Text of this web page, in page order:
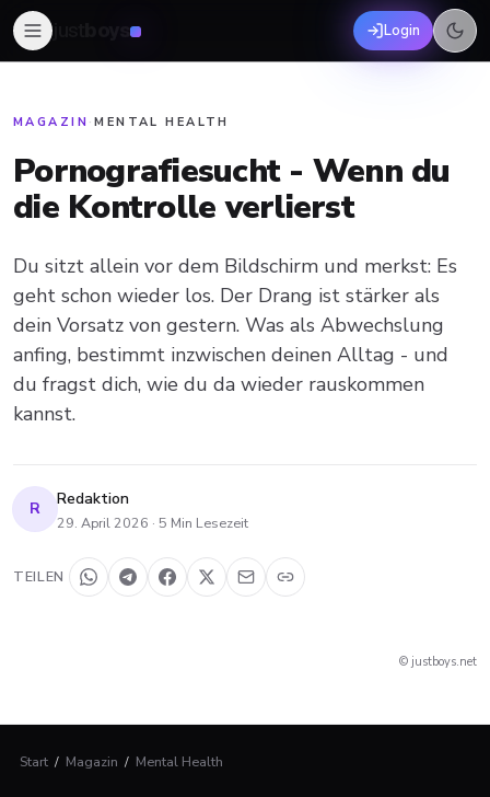
boys Login
MAGAZIN ·MENTAL HEALTH
Pornografiesucht - Wenn du
die Kontrolle verlierst
Du sitzt allein vor dem Bildschirm und merkst: Es
geht schon wieder los. Der Drang ist stärker als
dein Vorsatz von gestern. Was als Abwechslung
anfing, bestimmt inzwischen deinen Alltag - und
du fragst dich, wie du da wieder rauskommen
kannst.
R Redaktion
29. April 2026 · 5 Min Lesezeit
TEILEN
© justboys.net
Start / Magazin / Mental Health